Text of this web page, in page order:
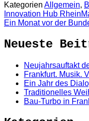
Kategorien Allgemein,
Innovation Hub
Ein Monat vor der
Neueste
Neujahrsauftakt
Frankfurt. Musik.
Ein Jahr des
Traditionelles
Bau-Turbo in